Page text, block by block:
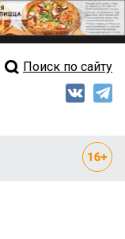
выпуск
Поиск по сайту